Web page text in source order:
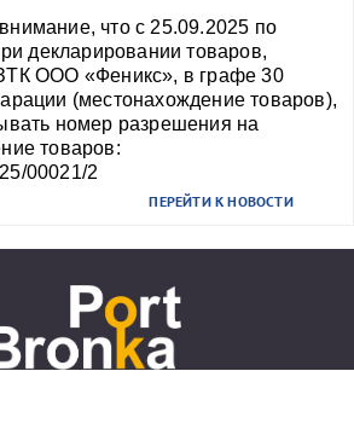
что с 25.09.2025 по
декларировании товаров,
ООО «Феникс», в графе 30
(местонахождение товаров),
номер разрешения на
товаров:
00021/2
ПЕРЕЙТИ К НОВОСТИ